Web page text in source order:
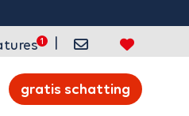
|
gratis schatting